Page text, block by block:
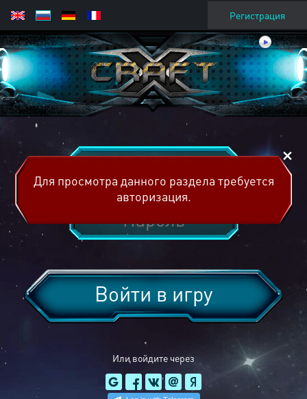
Регистрация
Или войдите через
Войти в игру
Для просмотра данного раздела требуется
авторизация.